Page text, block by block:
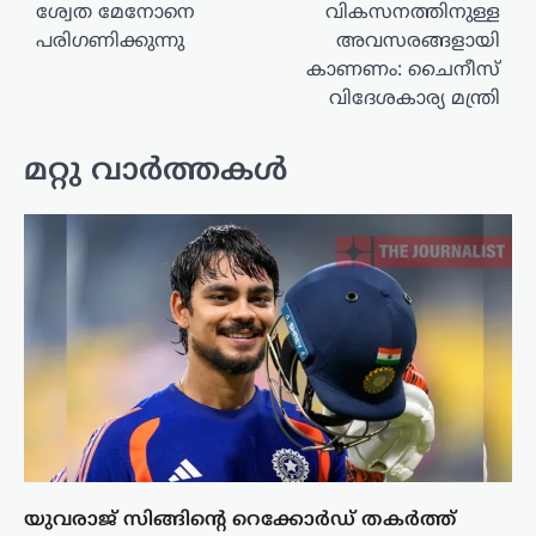
ശ്വേത മേനോനെ
പരിഗണിക്കുന്നു
വികസനത്തിനുള്ള
അവസരങ്ങളായി
കാണണം: ചൈനീസ്
വിദേശകാര്യ മന്ത്രി
മറ്റു വാർത്തകൾ
യുവരാജ് സിങ്ങിൻ്റെ റെക്കോർഡ് തകർത്ത്